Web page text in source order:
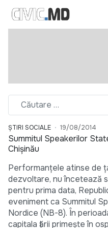
ȘTIRI SOCIALE 19/08/2014
Summitul Speakerilor
Chișinău
Performanţele atinse de
dezvoltare, nu încetează
pentru prima data,
eveniment ca Summitul
Nordice (NB-8). În
capitala ţării primeşte în